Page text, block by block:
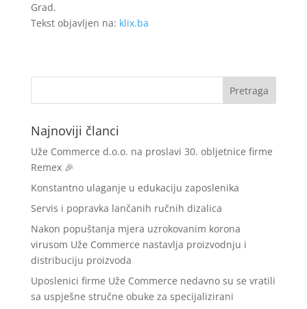
Grad.
Tekst objavljen na: klix.ba
Najnoviji članci
Uže Commerce d.o.o. na proslavi 30. obljetnice firme
Remex 🎉
Konstantno ulaganje u edukaciju zaposlenika
Servis i popravka lančanih ručnih dizalica
Nakon popuštanja mjera uzrokovanim korona
virusom Uže Commerce nastavlja proizvodnju i
distribuciju proizvoda
Uposlenici firme Uže Commerce nedavno su se vratili
sa uspješne stručne obuke za specijalizirani